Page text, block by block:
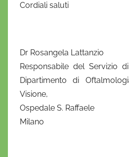
Cordiali saluti
Dr Rosangela Lattanzio
Responsabile del Servizio
Dipartimento di
Visione,
Ospedale S. Raffaele
Milano